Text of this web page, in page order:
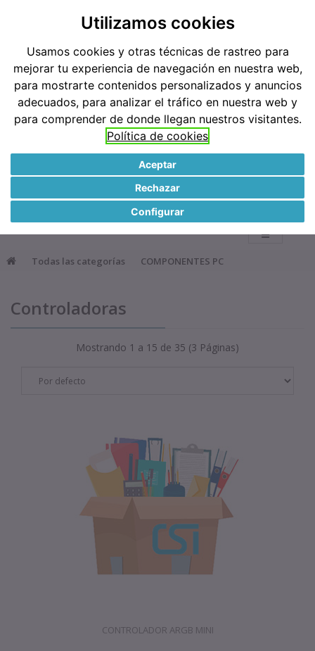
Utilizamos cookies
Usamos cookies y otras técnicas de rastreo para
mejorar tu experiencia de navegación en nuestra web,
para mostrarte contenidos personalizados y anuncios
adecuados, para analizar el tráfico en nuestra web y
para comprender de donde llegan nuestros visitantes.
Política de cookies
Aceptar
Rechazar
Configurar
Teléfonos: 91 519 38 62 / 677 921 793
Métodos de pago
● 0
Todas las categorías COMPONENTES PC
Controladoras
Mostrando 1 a 15 de 35 (3 Páginas)
CONTROLADOR ARGB MINI